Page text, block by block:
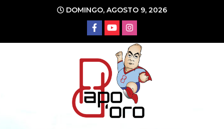
conteúdo
DOMINGO, AGOSTO 9, 2026